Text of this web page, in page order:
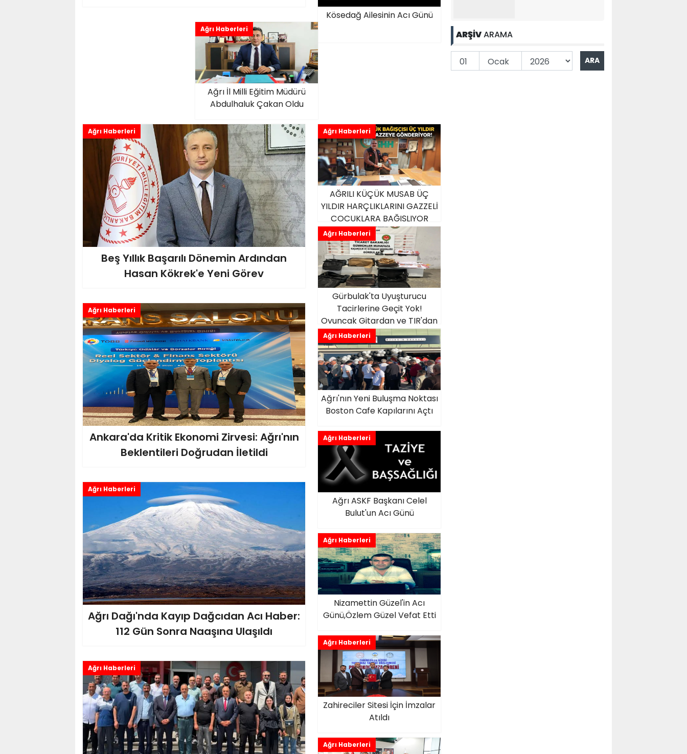
Kösedağ Ailesinin Acı Günü
Ağrı Haberleri
Ağrı İl Milli Eğitim Müdürü
Abdulhaluk Çakan Oldu
Ağrı Haberleri
Beş Yıllık Başarılı Dönemin Ardından
Hasan Kökrek'e Yeni Görev
Ağrı Haberleri
AĞRILI KÜÇÜK MUSAB ÜÇ
YILDIR HARÇLIKLARINI GAZZELİ
ÇOCUKLARA BAĞIŞLIYOR
Ağrı Haberleri
Gürbulak'ta Uyuşturucu
Tacirlerine Geçit Yok!
Oyuncak Gitardan ve TIR'dan
Uyuşturucu Çıktı
Ağrı Haberleri
Ankara'da Kritik Ekonomi Zirvesi: Ağrı'nın
Beklentileri Doğrudan İletildi
Ağrı Haberleri
Ağrı'nın Yeni Buluşma Noktası
Boston Cafe Kapılarını Açtı
Ağrı Haberleri
Ağrı ASKF Başkanı Celel
Bulut'un Acı Günü
Ağrı Haberleri
Ağrı Dağı'nda Kayıp Dağcıdan Acı Haber:
112 Gün Sonra Naaşına Ulaşıldı
Ağrı Haberleri
Nizamettin Güzel'in Acı
Günü,Özlem Güzel Vefat Etti
Ağrı Haberleri
Zahireciler Sitesi İçin İmzalar
Atıldı
Ağrı Haberleri
Ağrı Haberleri
ARŞİVARAMA